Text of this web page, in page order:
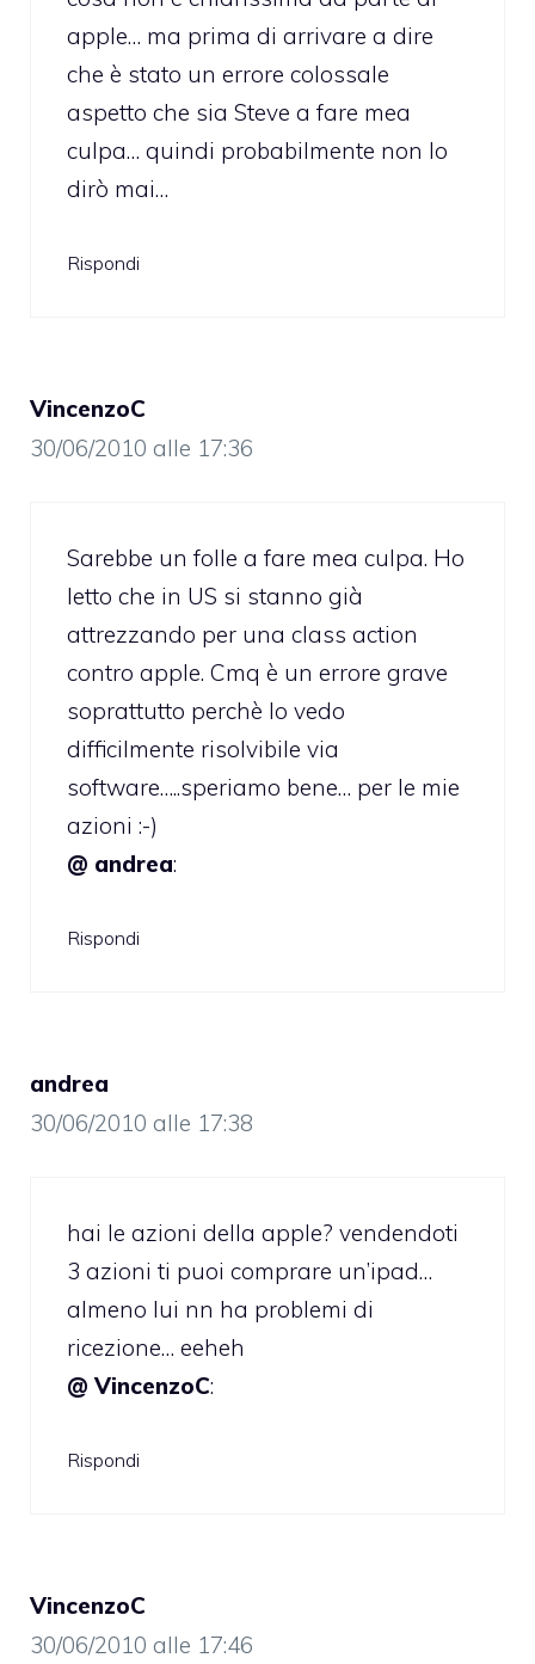
apple… ma prima di arrivare a dire
che è stato un errore colossale
aspetto che sia Steve a fare mea
culpa… quindi probabilmente non lo
dirò mai…
Rispondi
VincenzoC
30/06/2010 alle 17:36
Sarebbe un folle a fare mea culpa. Ho
letto che in US si stanno già
attrezzando per una class action
contro apple. Cmq è un errore grave
soprattutto perchè lo vedo
difficilmente risolvibile via
software…..speriamo bene… per le mie
azioni :-)
@ andrea:
Rispondi
andrea
30/06/2010 alle 17:38
hai le azioni della apple? vendendoti
3 azioni ti puoi comprare un’ipad…
almeno lui nn ha problemi di
ricezione… eeheh
@ VincenzoC:
Rispondi
VincenzoC
30/06/2010 alle 17:46